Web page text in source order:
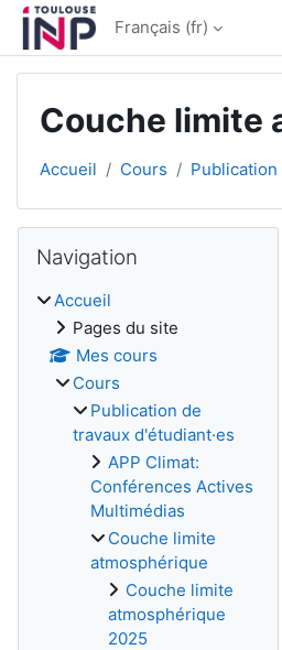
Passer au contenu principal
Français ‎(fr)‎
Couche limite
Accueil Cours Publication
Blocs
Navigation
Accueil
Pages du site
Mes cours
Cours
Publication de
travaux d'étudiant·es
APP Climat:
Conférences Actives
Multimédias
Couche limite
atmosphérique
Couche limite
atmosphérique
2025